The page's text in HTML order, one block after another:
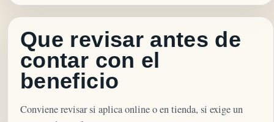
Que revisar antes de
contar con el
beneficio
Conviene revisar si aplica online o en tienda, si exige un